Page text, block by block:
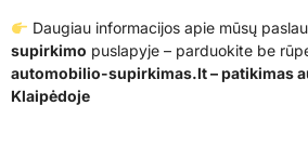
Daugiau informacijos apie mūsų
supirkimo puslapyje – parduokite be
automobilio-supirkimas.lt – patikimas
Klaipėdoje